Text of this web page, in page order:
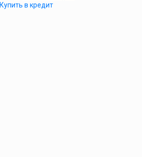
Купить в кредит